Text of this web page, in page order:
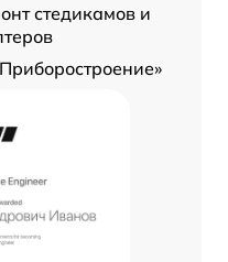
стедикамов и